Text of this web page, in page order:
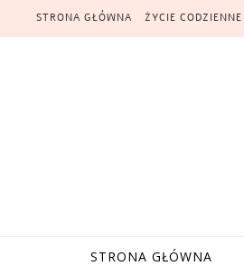
Skip to content
STRONA GŁÓWNA ŻYCIE CODZIENNE
STRONA GŁÓWNA